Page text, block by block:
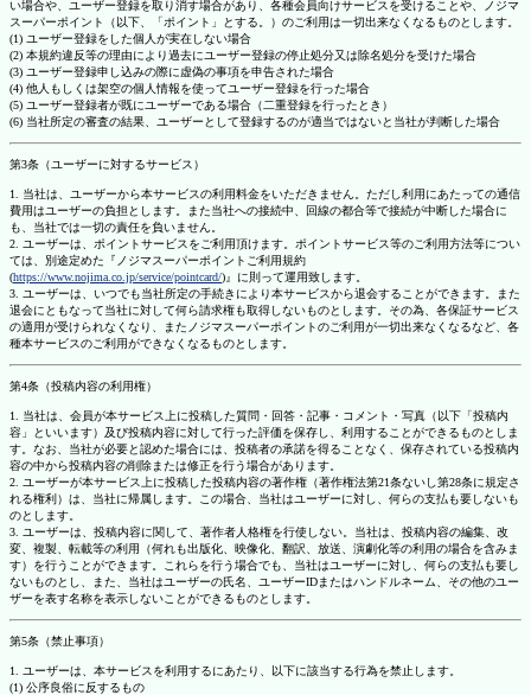
い場合や、ユーザー登録を取り消す場合があり、各種会員向けサービスを受けることや、ノジマ
スーパーポイント（以下、「ポイント」とする。）のご利用は一切出来なくなるものとします。
(1) ユーザー登録をした個人が実在しない場合
(2) 本規約違反等の理由により過去にユーザー登録の停止処分又は除名処分を受けた場合
(3) ユーザー登録申し込みの際に虚偽の事項を申告された場合
(4) 他人もしくは架空の個人情報を使ってユーザー登録を行った場合
(5) ユーザー登録者が既にユーザーである場合（二重登録を行ったとき）
(6) 当社所定の審査の結果、ユーザーとして登録するのが適当ではないと当社が判断した場合
第3条（ユーザーに対するサービス）
1. 当社は、ユーザーから本サービスの利用料金をいただきません。ただし利用にあたっての通信
費用はユーザーの負担とします。また当社への接続中、回線の都合等で接続が中断した場合に
も、当社では一切の責任を負いません。
2. ユーザーは、ポイントサービスをご利用頂けます。ポイントサービス等のご利用方法等につい
ては、別途定めた『ノジマスーパーポイントご利用規約
(https://www.nojima.co.jp/service/pointcard/)』に則って運用致します。
3. ユーザーは、いつでも当社所定の手続きにより本サービスから退会することができます。また
退会にともなって当社に対して何ら請求権も取得しないものとします。その為、各保証サービス
の適用が受けられなくなり、またノジマスーパーポイントのご利用が一切出来なくなるなど、各
種本サービスのご利用ができなくなるものとします。
第4条（投稿内容の利用権）
1. 当社は、会員が本サービス上に投稿した質問・回答・記事・コメント・写真（以下「投稿内
容」といいます）及び投稿内容に対して行った評価を保存し、利用することができるものとしま
す。なお、当社が必要と認めた場合には、投稿者の承諾を得ることなく、保存されている投稿内
容の中から投稿内容の削除または修正を行う場合があります。
2. ユーザーが本サービス上に投稿した投稿内容の著作権（著作権法第21条ないし第28条に規定さ
れる権利）は、当社に帰属します。この場合、当社はユーザーに対し、何らの支払も要しないも
のとします。
3. ユーザーは、投稿内容に関して、著作者人格権を行使しない。当社は、投稿内容の編集、改
変、複製、転載等の利用（何れも出版化、映像化、翻訳、放送、演劇化等の利用の場合を含みま
す）を行うことができます。これらを行う場合でも、当社はユーザーに対し、何らの支払も要し
ないものとし、また、当社はユーザーの氏名、ユーザーIDまたはハンドルネーム、その他のユー
ザーを表す名称を表示しないことができるものとします。
第5条（禁止事項）
1. ユーザーは、本サービスを利用するにあたり、以下に該当する行為を禁止します。
(1) 公序良俗に反するもの